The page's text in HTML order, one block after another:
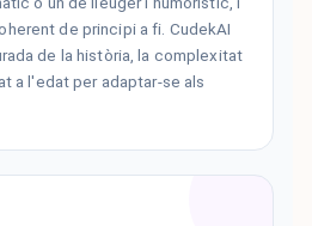
de principi a fi. CudekAI
de la història, la complexitat
a l'edat per adaptar-se als